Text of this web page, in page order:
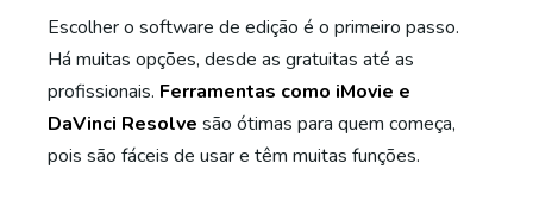
Escolher o software de edição é o primeiro passo.
Há muitas opções, desde as gratuitas até as
profissionais. Ferramentas como iMovie e
DaVinci Resolve são ótimas para quem começa,
pois são fáceis de usar e têm muitas funções.